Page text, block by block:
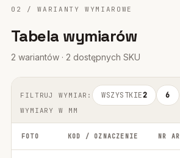
02 / WARIANTY WYMIAROWE
Tabela wymiarów
2 wariantów · 2 dostępnych SKU
FILTRUJ WYMIAR: WSZYSTKIE2 6
WYMIARY W MM
FOTO KOD / OZNACZENIE NR